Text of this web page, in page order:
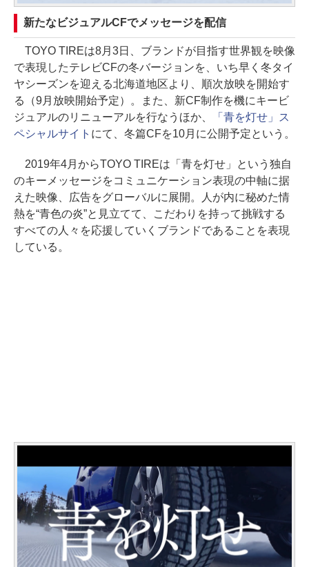
新たなビジュアルCFでメッセージを配信
TOYO TIREは8月3日、ブランドが目指す世界観を映像
で表現したテレビCFの冬バージョンを、いち早く冬タイ
ヤシーズンを迎える北海道地区より、順次放映を開始す
る（9月放映開始予定）。また、新CF制作を機にキービ
ジュアルのリニューアルを行なうほか、
「青を灯せ」ス
ペシャルサイト にて、冬篇CFを10月に公開予定という。
2019年4月からTOYO TIREは「青を灯せ」という独自
のキーメッセージをコミュニケーション表現の中軸に据
えた映像、広告をグローバルに展開。人が内に秘めた情
熱を“青色の炎”と見立てて、こだわりを持って挑戦する
すべての人々を応援していくブランドであることを表現
している。